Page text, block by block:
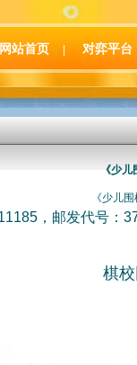
网站首页 对弈平台
《少
《少儿
，邮发代号：
棋